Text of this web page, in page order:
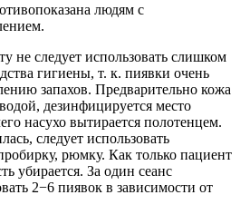
людям с
не следует использовать слишком
гигиены, т. к. пиявки очень
запахов. Предварительно кожа
дезинфицируется место
насухо вытирается полотенцем.
следует использовать
рюмку. Как только пациент
убирается. За один сеанс
2−6 пиявок в зависимости от